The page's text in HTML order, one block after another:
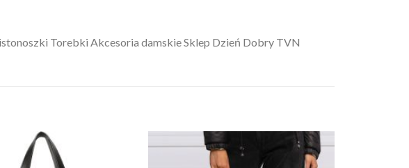
Torebki Akcesoria damskie Sklep Dzień Dobry TVN